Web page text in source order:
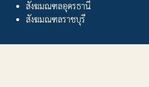
สังฆมณฑลอุดรธานี
สังฆมณฑลราชบุรี